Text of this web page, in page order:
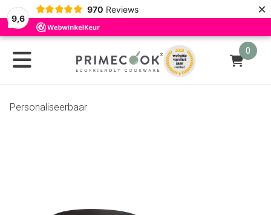
9,6
970 Reviews ×
0
Personaliseerbaar